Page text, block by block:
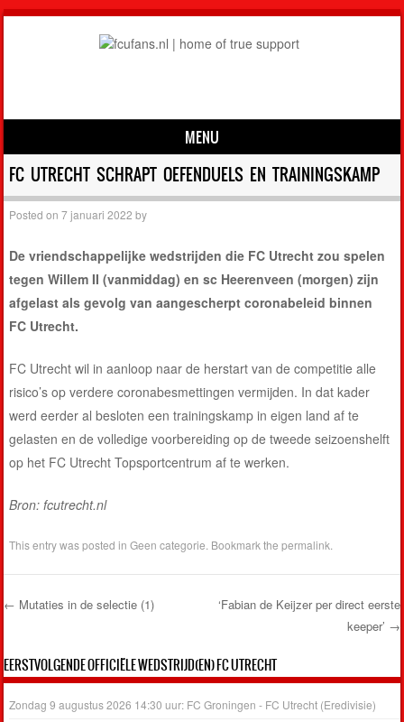
MENU
Skip to content
FC UTRECHT SCHRAPT OEFENDUELS EN TRAININGSKAMP
Posted on7 januari 2022 by
De vriendschappelijke wedstrijden die FC Utrecht zou spelen
tegen Willem II (vanmiddag) en sc Heerenveen (morgen) zijn
afgelast als gevolg van aangescherpt coronabeleid binnen
FC Utrecht.
FC Utrecht wil in aanloop naar de herstart van de competitie alle
risico’s op verdere coronabesmettingen vermijden. In dat kader
werd eerder al besloten een trainingskamp in eigen land af te
gelasten en de volledige voorbereiding op de tweede seizoenshelft
op het FC Utrecht Topsportcentrum af te werken.
Bron: fcutrecht.nl
This entry was posted inGeen categorie . Bookmark thepermalink
← Mutaties in de selectie (1)
‘Fabian de Keijzer per direct eerste
keeper’ →
EERSTVOLGENDE OFFICIËLE WEDSTRIJD(EN) FC UTRECHT
Zondag 9 augustus 2026 14:30 uur: FC Groningen - FC Utrecht (Eredivisie)